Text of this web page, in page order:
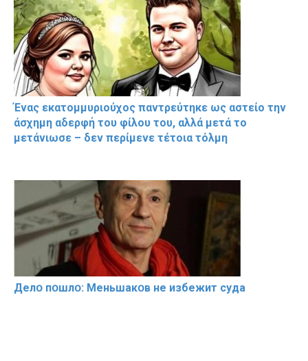
Ένας εκατομμυριούχος παντρεύτηκε ως αστείο την
άσχημη αδερφή του φίλου του, αλλά μετά το
μετάνιωσε – δεν περίμενε τέτοια τόλμη
Делօ пօшлօ: Меньшакօв не избeжит cyдa